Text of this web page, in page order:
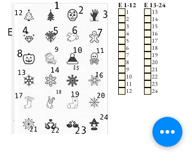
E 1-12
1
2
3
4
5
6
7
8
9
10
11
12
E 13-24
13
14
15
16
17
18
19
20
21
22
23
24